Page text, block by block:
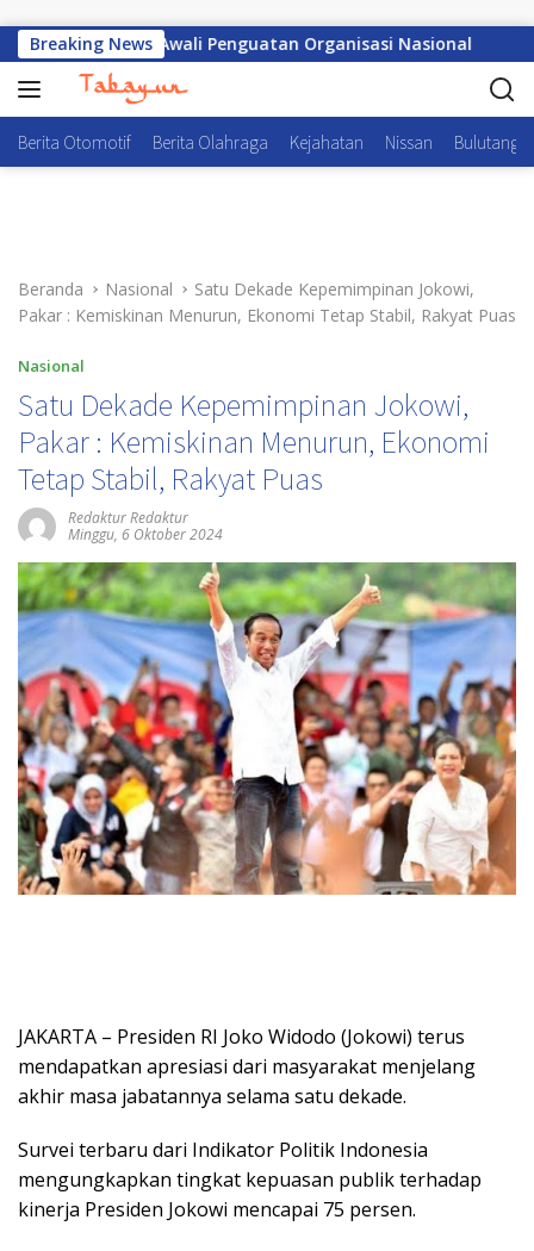
Breaking News
Polri, Awali Penguatan Organisasi Nasional
Berita Otomotif Berita Olahraga Kejahatan Nissan
Beranda Nasional
Satu Dekade Kepemimpinan Jokowi,
Pakar : Kemiskinan Menurun, Ekonomi Tetap Stabil, Rakyat Puas
Nasional
Satu Dekade Kepemimpinan Jokowi,
Pakar : Kemiskinan Menurun, Ekonomi
Tetap Stabil, Rakyat Puas
Redaktur Redaktur
Minggu, 6 Oktober 2024
JAKARTA – Presiden RI Joko Widodo (Jokowi) terus
mendapatkan apresiasi dari masyarakat menjelang
akhir masa jabatannya selama satu dekade.
Survei terbaru dari Indikator Politik Indonesia
mengungkapkan tingkat kepuasan publik terhadap
kinerja Presiden Jokowi mencapai 75 persen.